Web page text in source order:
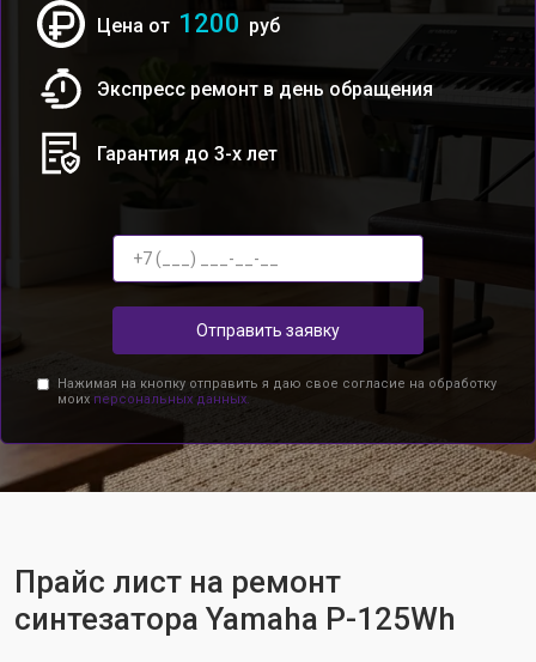
Цена от 1200 руб
Экспресс ремонт в день обращения
Гарантия до 3-х лет
Отправить заявку
Нажимая на кнопку отправить я даю свое согласие на обработку
моих персональных данных.
Прайс лист на ремонт
синтезатора Yamaha P-125Wh